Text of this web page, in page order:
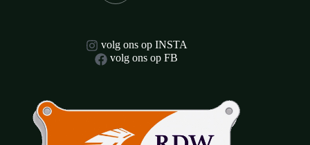
volg ons op INSTA
volg ons op FB